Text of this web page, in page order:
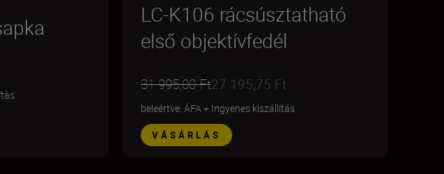
LC-K106 rácsúsztatható
első objektívfedél
31 995,00 Ft27 195,75 Ft
beleértve: ÁFA+ Ingyenes kiszállítás
VÁSÁRLÁS